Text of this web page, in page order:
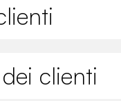
clienti